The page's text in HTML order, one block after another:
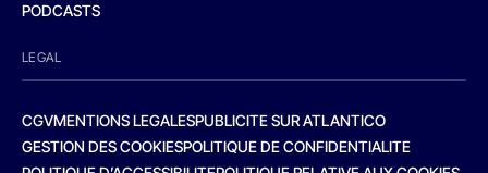
PODCASTS
LEGAL
CGVMENTIONS LEGALESPUBLICITE SUR ATLANTICO
GESTION DES COOKIESPOLITIQUE DE CONFIDENTIALITE